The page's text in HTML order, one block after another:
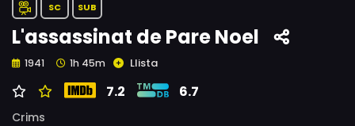
SC SUB
L'assassinat de Pare Noel
1941 1h 45m Llista
7.2 6.7
Crims